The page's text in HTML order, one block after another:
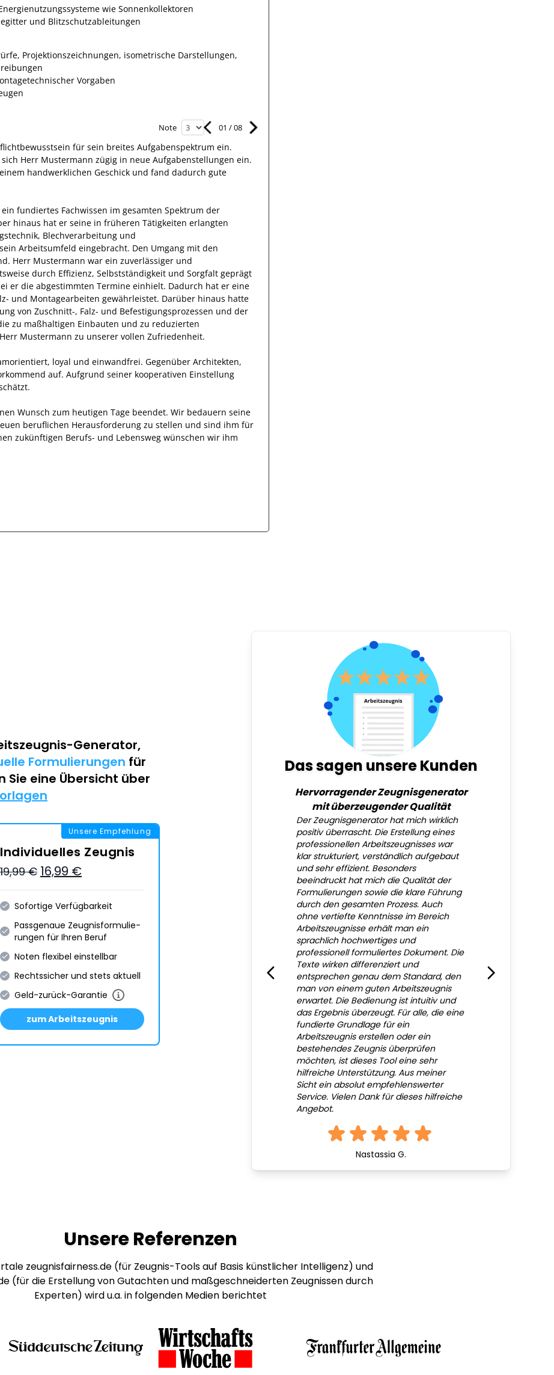
wie Sonnenkollektoren
und Blitzschutzableitungen
Projektionszeichnungen, isometrische Darstellungen,
Vorgaben
Note 01 /08
für sein breites Aufgabenspektrum ein.
sich Herr Mustermann zügig in neue Aufgabenstellungen ein.
handwerklichen Geschick und fand dadurch gute
fundiertes Fachwissen im gesamten Spektrum der
hinaus hat er seine in früheren Tätigkeiten erlangten
Blechverarbeitung und
Arbeitsumfeld eingebracht. Den Umgang mit den
Herr Mustermann war ein zuverlässiger und
durch Effizienz, Selbstständigkeit und Sorgfalt geprägt
er die abgestimmten Termine einhielt. Dadurch hat er eine
und Montagearbeiten gewährleistet. Darüber hinaus hatte
von Zuschnitt-, Falz- und Befestigungsprozessen und der
zu maßhaltigen Einbauten und zu reduzierten
Herr Mustermann zu unserer vollen Zufriedenheit.
loyal und einwandfrei. Gegenüber Architekten,
auf. Aufgrund seiner kooperativen Einstellung
.
Wunsch zum heutigen Tage beendet. Wir bedauern seine
beruflichen Herausforderung zu stellen und sind ihm für
zukünftigen Berufs- und Lebensweg wünschen wir ihm
Generator,
Formulierungen für
eine Übersicht über
Unsere Empfehlung
Individuelles Zeugnis
19,99 € 16,99 €
Sofortige Verfügbarkeit
Passgenaue Zeugnis­formulie­
rungen für Ihren Beruf
Noten flexibel einstellbar
Rechtssicher und stets aktuell
Geld-zurück-Garantie
zum Arbeitszeugnis
Das sagen unsere Kunden
Hervorragender Zeugnisgenerator
mit überzeugender Qualität
Der Zeugnisgenerator hat mich wirklich
positiv überrascht. Die Erstellung eines
professionellen Arbeitszeugnisses war
klar strukturiert, verständlich aufgebaut
und sehr effizient. Besonders
beeindruckt hat mich die Qualität der
Formulierungen sowie die klare Führung
durch den gesamten Prozess. Auch
ohne vertiefte Kenntnisse im Bereich
Arbeitszeugnisse erhält man ein
sprachlich hochwertiges und
professionell formuliertes Dokument. Die
Texte wirken differenziert und
entsprechen genau dem Standard, den
man von einem guten Arbeitszeugnis
erwartet. Die Bedienung ist intuitiv und
das Ergebnis überzeugt. Für alle, die eine
fundierte Grundlage für ein
Arbeitszeugnis erstellen oder ein
bestehendes Zeugnis überprüfen
möchten, ist dieses Tool eine sehr
hilfreiche Unterstützung. Aus meiner
Sicht ein absolut empfehlenswerter
Service. Vielen Dank für dieses hilfreiche
Angebot.
Nastassia G.
Unsere Referenzen
zeugnisfairness.de (für Zeugnis-Tools auf Basis künstlicher Intelligenz) und
(für die Erstellung von Gutachten und maßgeschneiderten Zeugnissen durch
Experten) wird u.a. in folgenden Medien berichtet